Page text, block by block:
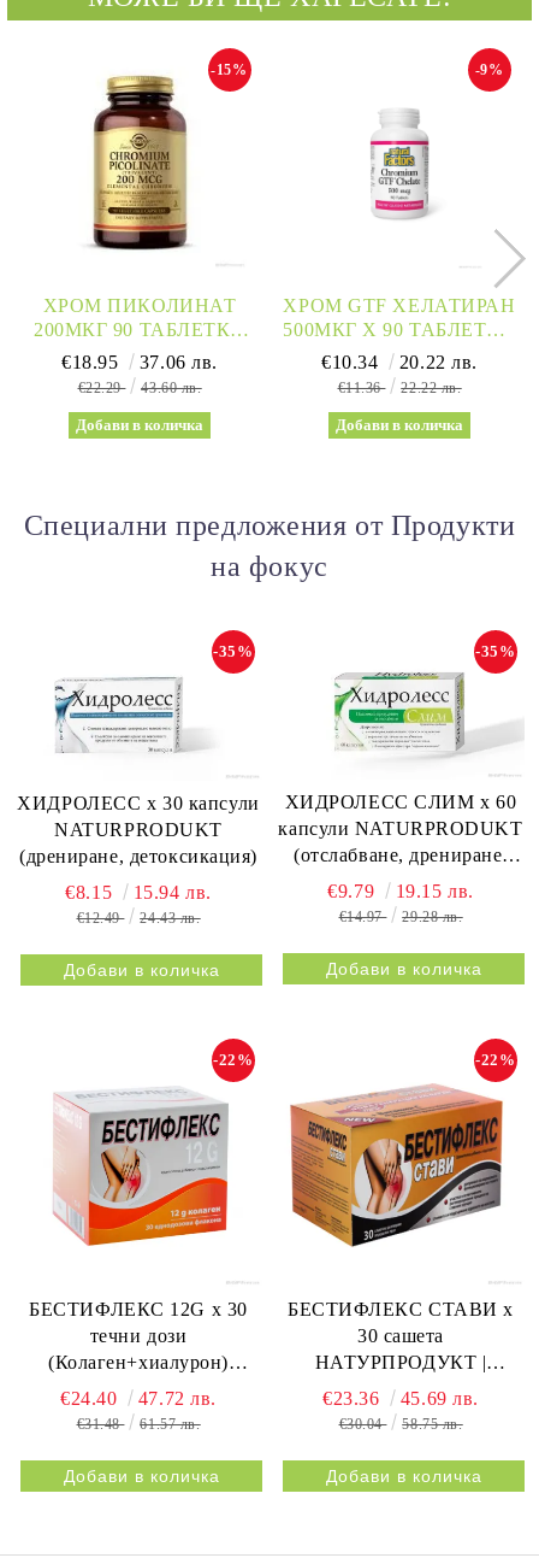
ХРОМ ПИКОЛИНАТ
200МКГ 90 ТАБЛЕТКИ
СОЛГАР | CHROMIUM
PICOLINATE SOLGAR
-15%
€18.95 37.06 лв.
€22.29 43.60 лв.
ХРОМ GTF ХЕЛАТИРАН
500МКГ Х 90 ТАБЛЕТКИ
NATURAL FACTORS |
CHROMIUM
-9%
€10.34 20.22 лв.
€11.36 22.22 лв.
Специални предложения от Продукти
на фокус
ХИДРОЛЕСС х 30 капсули
NATURPRODUKT
(дрениране, детоксикация)
-35%
€8.15 15.94 лв.
€12.49 24.43 лв.
ХИДРОЛЕСС СЛИМ х 60
капсули NATURPRODUKT
(отслабване, дрениране,
метаболизъм)
-35%
€9.79 19.15 лв.
€14.97 29.28 лв.
БЕСТИФЛЕКС 12G х 30
течни дози
(Колаген+хиалурон)
НАТУРПРОДУКТ |
BESTIFLEX 12G 30s
-22%
€24.40 47.72 лв.
€31.48 61.57 лв.
БЕСТИФЛЕКС СТАВИ х
30 сашета
НАТУРПРОДУКТ |
BESTIFLEX JOINTS 30s
NATURPRODUKT
-22%
€23.36 45.69 лв.
€30.04 58.75 лв.